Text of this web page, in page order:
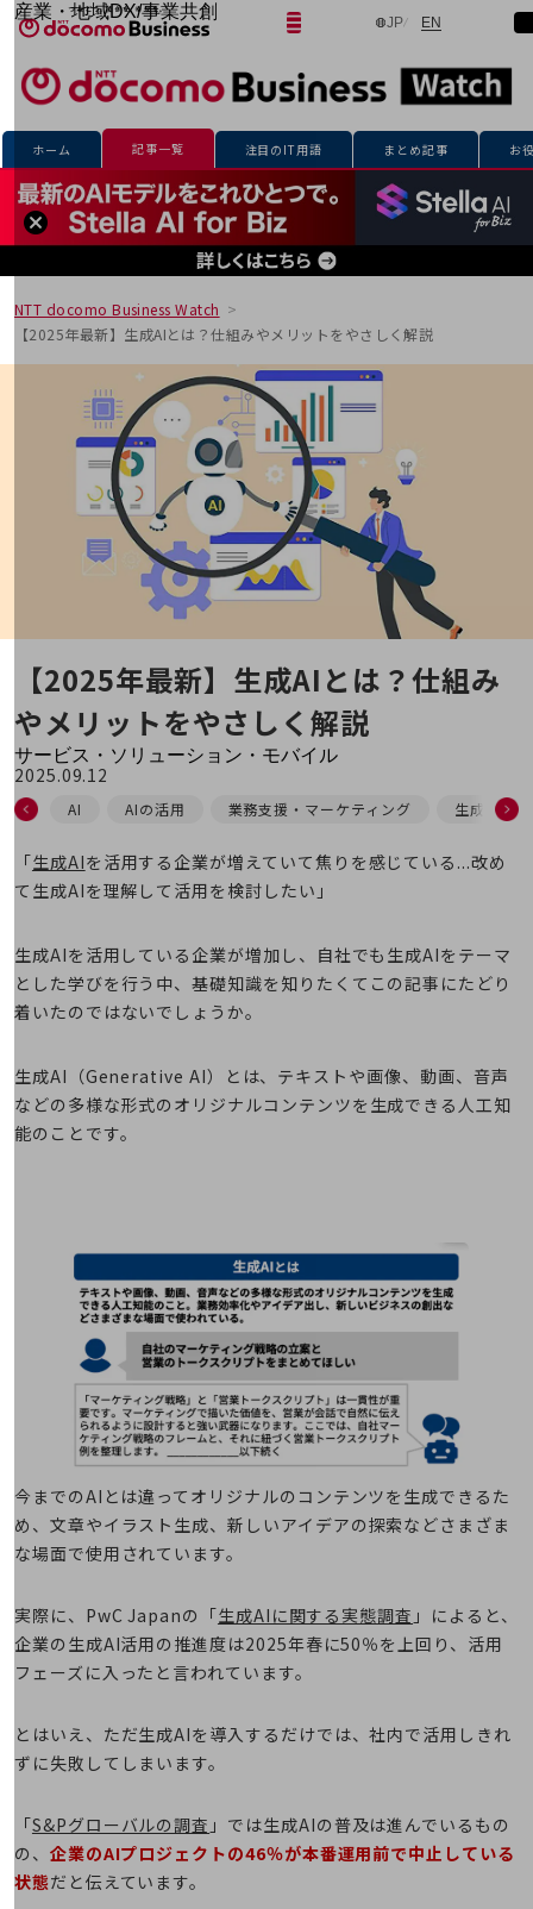
産業・地域DX/事業共創
OPEN HUB for Plural Futures
自律・分散・協調型社会の実現を目指し、
「社会可能性」を探究・実装する事業共創エコシステムです。
OPEN HUB for Plural Futuresとは
イベント/ウェビナー
記事コンテンツ
プレイヤー(カタリスト/パートナー企業)
事例
Smart World
産業・地域DXプラットフォーマーとして
企業と地域が持続成長する社会を目指します
Smart City
Smart Education
Smart Healthcare
Smart Industry
Smart Mobility
Smart Worksite
生成AI(Generative AI)
地域の取り組み
地域社会を支える皆さまと地域課題の解決や
地域経済のさらなる活性化に取り組みます
自治体・地域社会との共創
LGPF(Local Government Platform)
別ウィンドウで開きます
サービス・ソリューション・モバイル
サービス・ソリューションTOP
DXに関する課題を解決する
カテゴリーで探す
カテゴリーで探すTOP
クラウド・データセンター
電話・映像コミュニケーション
セキュリティ
5G
運用管理
業務支援・マーケティング
災害対策・BCP
課題・ニーズで探す
課題・ニーズで探すTOP
コミュニケーション・情報共有
マーケティング
業務効率化
職場環境整備
地域共創・地方創生
セキュリティ対策
遠隔監視
顧客体験（CX）改善
自動化・省電化
JP日本語
ENEnglish
サイト内検索
開く
メニュー
開く
フリーワードを入力して探す
フリーワードでNTTドコモビジネスの
ホーム 記事一覧 注目のIT用語 まとめ記事 お
NTT docomo Business Watch
【2025年最新】生成AIとは？仕組みやメリットをやさしく解説
【2025年最新】生成AIとは？仕組み
やメリットをやさしく解説
2025.09.12
AI AIの活用 業務支援・マーケティング 生成AI
「生成AIを活用する企業が増えていて焦りを感じている...改め
て生成AIを理解して活用を検討したい」
生成AIを活用している企業が増加し、自社でも生成AIをテーマ
とした学びを行う中、基礎知識を知りたくてこの記事にたどり
着いたのではないでしょうか。
生成AI（Generative AI）とは、テキストや画像、動画、音声
などの多様な形式のオリジナルコンテンツを生成できる人工知
能のことです。
今までのAIとは違ってオリジナルのコンテンツを生成できるた
め、文章やイラスト生成、新しいアイデアの探索などさまざま
な場面で使用されています。
実際に、PwC Japanの「生成AIに関する実態調査 」によると、
企業の生成AI活用の推進度は2025年春に50％を上回り、活用
フェーズに入ったと言われています。
とはいえ、ただ生成AIを導入するだけでは、社内で活用しきれ
ずに失敗してしまいます。
「S&Pグローバルの調査 」では生成AIの普及は進んでいるもの
の、 企業のAIプロジェクトの46％が本番運用前で中止している
状態だと伝えています。